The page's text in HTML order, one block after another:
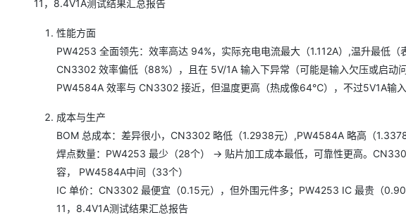
11，8.4V1A测试结果汇总报告
性能方面
PW4253 全面领先：效率高达 94%，实际充电电流最大（1.112A）,温升最低
CN3302 效率偏低（88%），且在 5V/1A 输入下异常（可能是输入欠压或启动
PW4584A 效率与 CN3302 接近，但温度更高（热成像64℃），不过5V1A输入
成本与生产
BOM 总成本：差异很小，CN3302 略低（1.2938元）,PW4584A 略高（
焊点数量：PW4253 最少（28个） → 贴片加工成本最低，可靠性更高。
容， PW4584A中间（33个）
IC 单价：CN3302 最便宜（0.15元），但外围元件多；PW4253 IC 最贵（0.90
11，8.4V1A测试结果汇总报告